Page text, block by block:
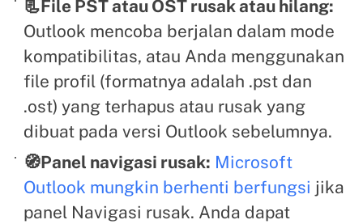
📃File PST atau OST rusak atau hilang:
Outlook mencoba berjalan dalam mode
kompatibilitas, atau Anda menggunakan
file profil (formatnya adalah .pst dan
.ost) yang terhapus atau rusak yang
dibuat pada versi Outlook sebelumnya.
🧭Panel navigasi rusak: Microsoft
Outlook mungkin berhenti berfungsi jika
panel Navigasi rusak. Anda dapat